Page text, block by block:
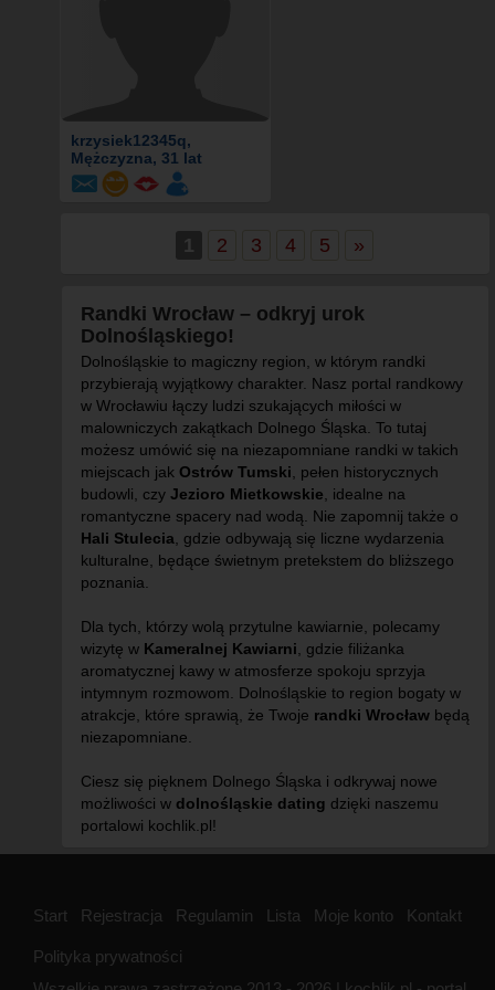
krzysiek12345q,
Mężczyzna, 31 lat
1 2 3 4 5 »
Randki Wrocław – odkryj urok
Dolnośląskiego!
Dolnośląskie to magiczny region, w którym randki
przybierają wyjątkowy charakter. Nasz portal randkowy
w Wrocławiu łączy ludzi szukających miłości w
malowniczych zakątkach Dolnego Śląska. To tutaj
możesz umówić się na niezapomniane randki w takich
miejscach jak Ostrów Tumski , pełen historycznych
budowli, czy Jezioro Mietkowskie , idealne na
romantyczne spacery nad wodą. Nie zapomnij także o
Hali Stulecia , gdzie odbywają się liczne wydarzenia
kulturalne, będące świetnym pretekstem do bliższego
poznania.
Dla tych, którzy wolą przytulne kawiarnie, polecamy
wizytę w Kameralnej Kawiarni , gdzie filiżanka
aromatycznej kawy w atmosferze spokoju sprzyja
intymnym rozmowom. Dolnośląskie to region bogaty w
atrakcje, które sprawią, że Twoje randki Wrocław będą
niezapomniane.
Ciesz się pięknem Dolnego Śląska i odkrywaj nowe
możliwości w dolnośląskie dating dzięki naszemu
portalowi kochlik.pl!
Start Rejestracja Regulamin Lista Moje konto Kontakt
Polityka prywatności